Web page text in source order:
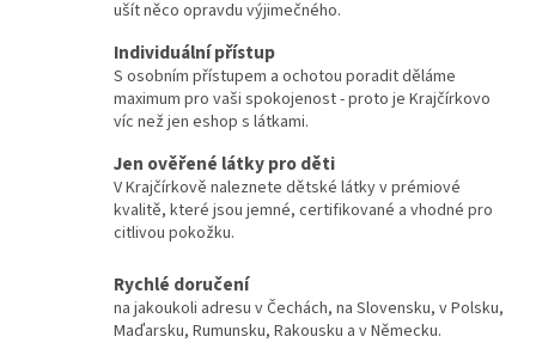
ušít něco opravdu výjimečného.
Individuální přístup
S osobním přístupem a ochotou poradit děláme
maximum pro vaši spokojenost - proto je Krajčírkovo
víc než jen eshop s látkami.
Jen ověřené látky pro děti
V Krajčírkově naleznete dětské látky v prémiové
kvalitě, které jsou jemné, certifikované a vhodné pro
citlivou pokožku.
Rychlé doručení
na jakoukoli adresu v Čechách, na Slovensku, v Polsku,
Maďarsku, Rumunsku, Rakousku a v Německu.